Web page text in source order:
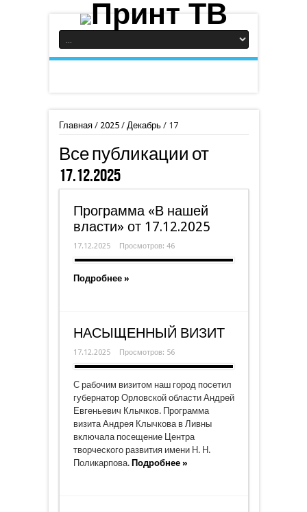
Главная/ 2025/ Декабрь/ 17
Все публикации от
17.12.2025
Программа «В нашей
власти» от 17.12.2025
17.12.2025 Просмотров: 46
Подробнее »
НАСЫЩЕННЫЙ ВИЗИТ
17.12.2025 Просмотров: 56
С рабочим визитом наш город посетил
губернатор Орловской области Андрей
Евгеньевич Клычков. Программа
визита Андрея Клычкова в Ливны
включала посещение Центра
творческого развития имени Н. Н.
Поликарпова. Подробнее »